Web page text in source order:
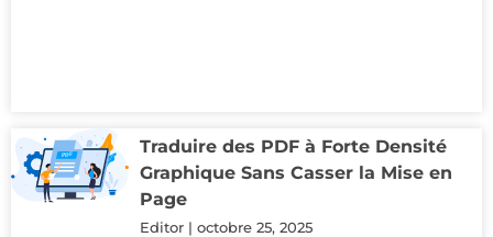
Traduire des PDF à Forte Densité
Graphique Sans Casser la Mise en
Page
Editor octobre 25, 2025